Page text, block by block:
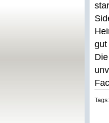
gut
Tags: